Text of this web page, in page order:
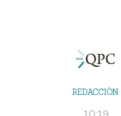
REDACCIÓN